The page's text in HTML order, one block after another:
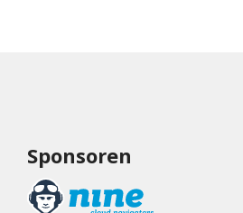
Sponsoren